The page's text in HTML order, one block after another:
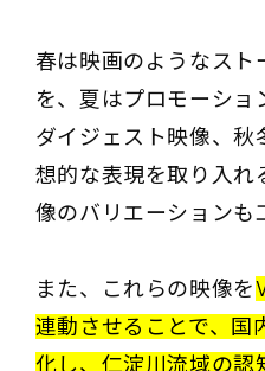
春は映画のようなスト
を、夏はプロモーショ
ダイジェスト映像、秋
想的な表現を取り入れ
像のバリエーションも
また、これらの映像を
連動させることで、国
化し、仁淀川流域の認